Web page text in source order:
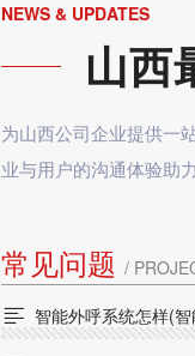
NEWS & UPDATES
山西
为山西公司企业提供一
业与用户的沟通体验助力
常见问题 /
 智能外呼系统怎样(